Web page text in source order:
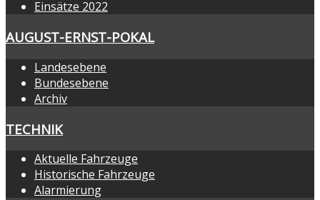
Einsätze 2022
AUGUST-ERNST-POKAL
Landesebene
Bundesebene
Archiv
TECHNIK
Aktuelle Fahrzeuge
Historische Fahrzeuge
Alarmierung